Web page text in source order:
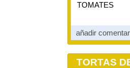
TOMATES
añadir
TORTAS